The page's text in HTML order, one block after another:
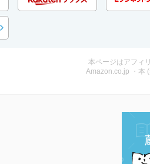
本ページはアフィ
Amazon.co.jp ・本